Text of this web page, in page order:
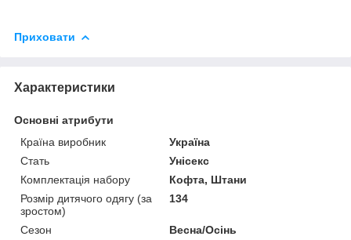
Приховати
Характеристики
Основні атрибути
Країна виробник
Україна
Стать
Унісекс
Комплектація набору
Кофта, Штани
Розмір дитячого одягу (за
зростом)
134
Сезон
Весна/Осінь